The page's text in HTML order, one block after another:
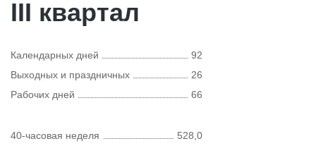
III квартал
Календарных дней
92
Выходных и праздничных
26
Рабочих дней
66
40-часовая неделя 528,0